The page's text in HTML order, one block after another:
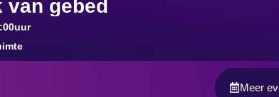
van gebed
uur
Meer